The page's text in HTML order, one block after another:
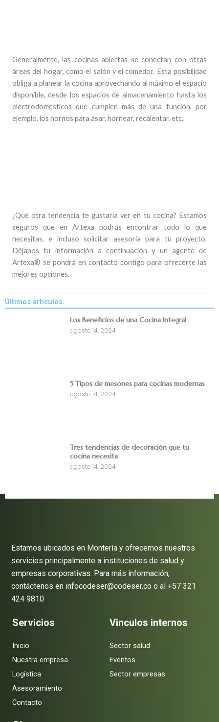
Generalmente, las cocinas abiertas se conectan con otras
áreas del hogar, como el salón y el comedor. Esta posibilidad
obliga a planear la cocina aprovechando al máximo el espacio
disponible, desde los espacios de almacenamiento hasta los
electrodomésticos que cumplen más de una función, por
ejemplo, los hornos para asar, hornear, recalentar, etc.
¿Qué otra tendencia te gustaría ver en tu cocina? Estamos
seguros que en Artexa podrás encontrar todo lo que
necesitas, e incluso solicitar asesoría para tu proyecto.
Déjanos tu información a continuación y un agente de
Artexa® se pondrá en contacto contigo para ofrecerte las
mejores opciones.
Últimos artículos.
Los Beneficios de una Cocina Integral
agosto 14, 2024
5 Tipos de mesones para cocinas modernas
agosto 14, 2024
Tres tendencias de decoración que tu
cocina necesita
agosto 14, 2024
Estamos ubicados en Montería y ofrecemos nuestros
servicios principalmente a instituciones de salud y
empresas corporativas. Para más información,
contáctenos en infocodeser@codeser.co o al +57 321
424 9810
Servicios
Inicio
Nuestra empresa
Logística
Asesoramiento
Contacto
Vinculos internos
Sector salud
Eventos
Sector empresas